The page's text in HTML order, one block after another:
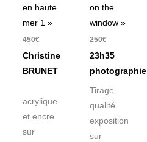
en haute
mer 1 »
450€
Christine
BRUNET
acrylique
et encre
sur
on the
window »
250€
23h35
photographie
Tirage
qualité
exposition
sur